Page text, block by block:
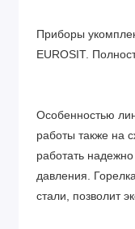
Приборы
EUROSIT.
Особенностью
работы также на
работать
давления.
стали, позволит